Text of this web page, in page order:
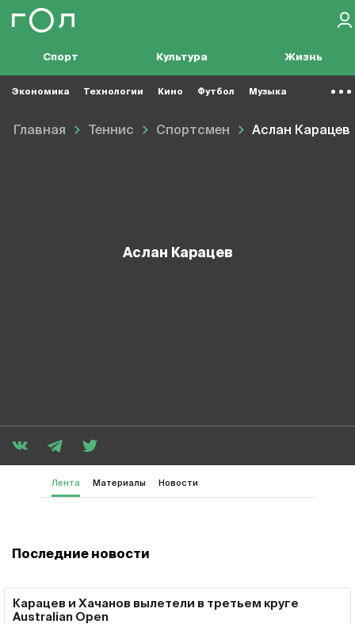
Спорт Культура Жизнь
Экономика Технологии Кино Футбол Музыка
Главная Теннис Спортсмен Аслан Карацев
Аслан Карацев
Лента Материалы Новости
Последние новости
Карацев и Хачанов вылетели в третьем круге
Australian Open